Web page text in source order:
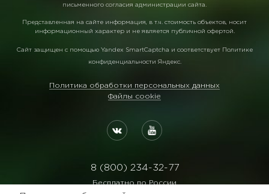
письменного согласия администрации сайта.
Представленная на сайте информация, в т.ч. стоимость объектов, носит
информационный характер и не является публичной офертой.
Сайт защищен с помощью Yandex SmartCaptcha и соответствует Политике
конфиденциальности Яндекс.
Политика обработки персональных данных
Файлы cookie
8 (800) 234-32-77
Бесплатно по России